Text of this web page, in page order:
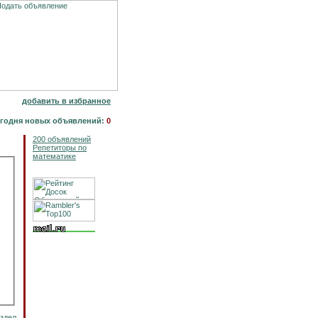
добавить в избранное
новых объявлений: 0
200 объявлений
Репетиторы по
математике